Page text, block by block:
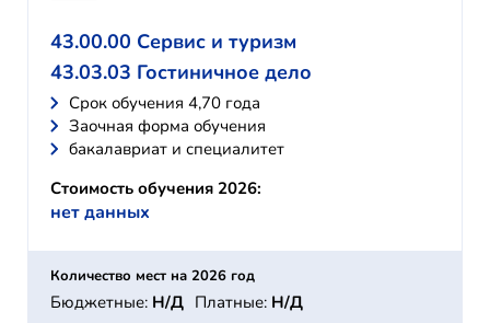
43.00.00 Сервис и туризм
43.03.03 Гостиничное дело
Cрок обучения 4,70 года
Заочная форма обучения
бакалавриат и специалитет
Стоимость обучения 2026:
нет данных
Количество мест на 2026 год
Бюджетные: Н/Д Платные: Н/Д